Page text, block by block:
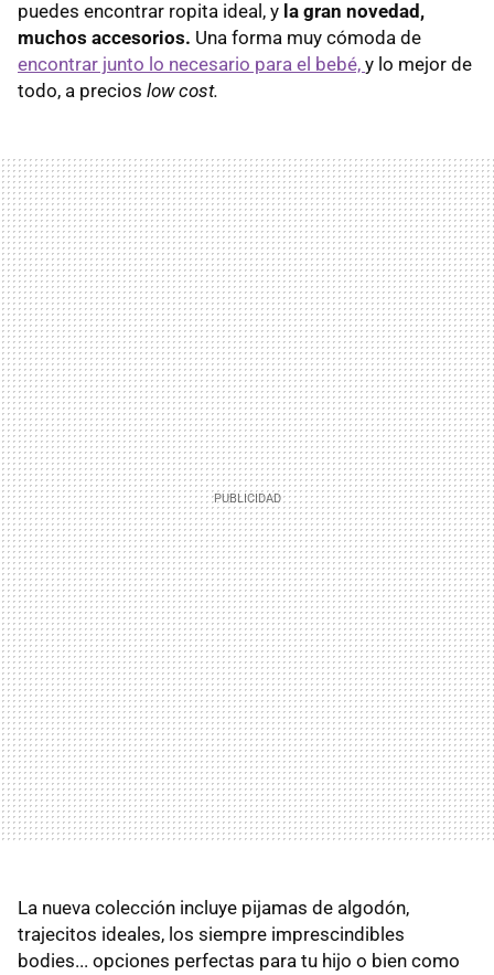
puedes encontrar ropita ideal, y la gran novedad,
muchos accesorios. Una forma muy cómoda de
encontrar junto lo necesario para el bebé, y lo mejor de
todo, a precios low cost.
La nueva colección incluye pijamas de algodón,
trajecitos ideales, los siempre imprescindibles
bodies... opciones perfectas para tu hijo o bien como